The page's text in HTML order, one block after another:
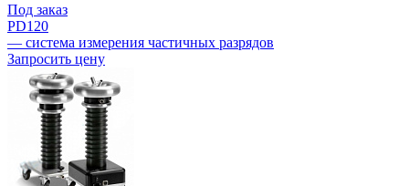
Под заказ
PD120
— система измерения частичных разрядов
Запросить цену